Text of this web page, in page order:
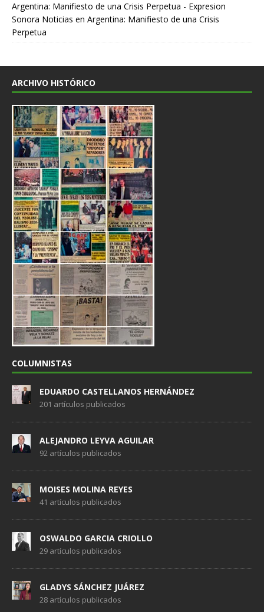
Argentina: Manifiesto de una Crisis Perpetua - Expresion
Sonora Noticias en Argentina: Manifiesto de una Crisis
Perpetua
ARCHIVO HISTÓRICO
COLUMNISTAS
EDUARDO CASTELLANOS HERNÁNDEZ
201 artículos publicados
ALEJANDRO LEYVA AGUILAR
92 artículos publicados
MOISES MOLINA REYES
41 artículos publicados
OSWALDO GARCIA CRIOLLO
29 artículos publicados
GLADYS SÁNCHEZ JUÁREZ
28 artículos publicados